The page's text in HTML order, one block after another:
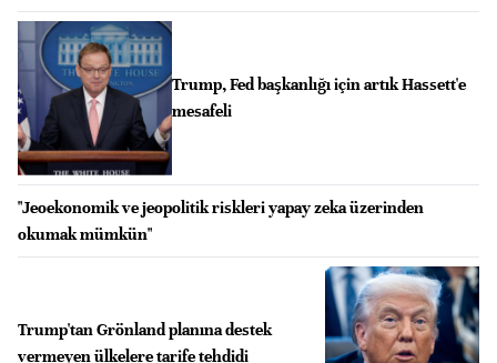
Trump, Fed başkanlığı için artık Hassett'e
mesafeli
"Jeoekonomik ve jeopolitik riskleri yapay zeka üzerinden
okumak mümkün"
Trump'tan Grönland planına destek
vermeyen ülkelere tarife tehdidi